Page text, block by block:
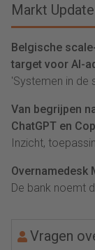
Markt Update
Belgische
target voor AI-
'Systemen in de
Van begrijpen
ChatGPT en
Inzicht,
Overnamedesk
De bank noemt
Vragen